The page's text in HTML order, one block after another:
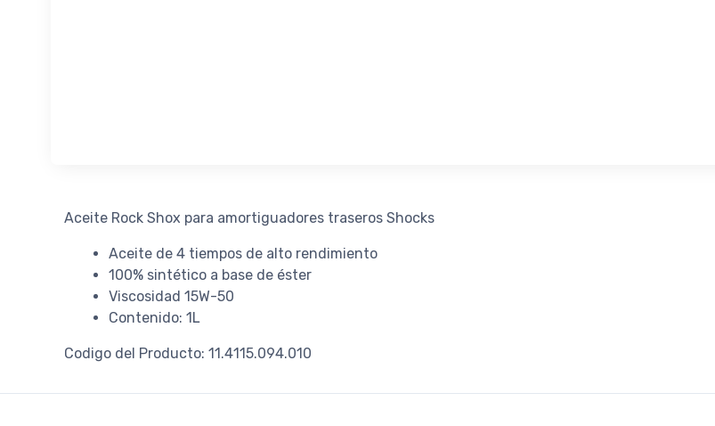
Aceite Rock Shox para amortiguadores traseros Shocks
Aceite de 4 tiempos de alto rendimiento
100% sintético a base de éster
Viscosidad 15W-50
Contenido: 1L
Codigo del Producto: 11.4115.094.010